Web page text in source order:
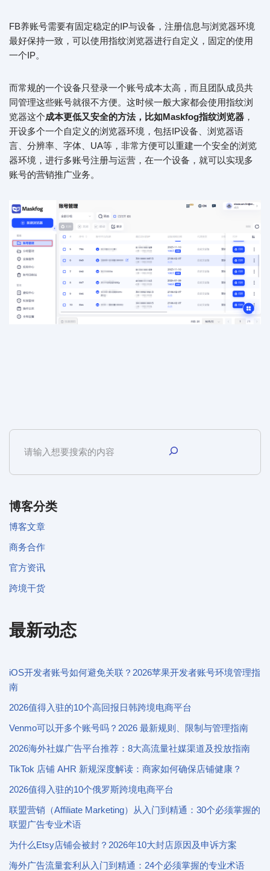
FB养账号需要有固定稳定的IP与设备，注册信息与浏览器环境
最好保持一致，可以使用指纹浏览器进行自定义，固定的使用
一个IP。
而常规的一个设备只登录一个账号成本太高，而且团队成员共
同管理这些账号就很不方便。这时候一般大家都会使用指纹浏
览器这个成本更低又安全的方法，比如Maskfog指纹浏览器 ，
开设多个一个自定义的浏览器环境，包括IP设备、浏览器语
言、分辨率、字体、UA等，非常方便可以重建一个安全的浏览
器环境，进行多账号注册与运营，在一个设备，就可以实现多
账号的营销推广业务。
博客分类
博客文章
商务合作
官方资讯
跨境干货
最新动态
iOS开发者账号如何避免关联？2026苹果开发者账号环境管理指
南
2026值得入驻的10个高回报日韩跨境电商平台
Venmo可以开多个账号吗？2026 最新规则、限制与管理指南
2026海外社媒广告平台推荐：8大高流量社媒渠道及投放指南
TikTok 店铺 AHR 新规深度解读：商家如何确保店铺健康？
2026值得入驻的10个俄罗斯跨境电商平台
联盟营销（Affiliate Marketing）从入门到精通：30个必须掌握的
联盟广告专业术语
为什么Etsy店铺会被封？2026年10大封店原因及申诉方案
海外广告流量套利从入门到精通：24个必须掌握的专业术语